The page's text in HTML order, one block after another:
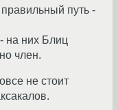
путь -
на них Блиц
член.
не стоит